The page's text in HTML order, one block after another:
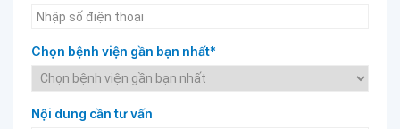
Chọn bệnh viện gần bạn nhất*
Nội dung cần tư vấn